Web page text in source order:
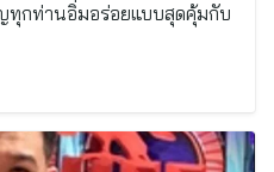
ทุกท่านอิ่มอร่อยแบบสุดคุ้มกับ